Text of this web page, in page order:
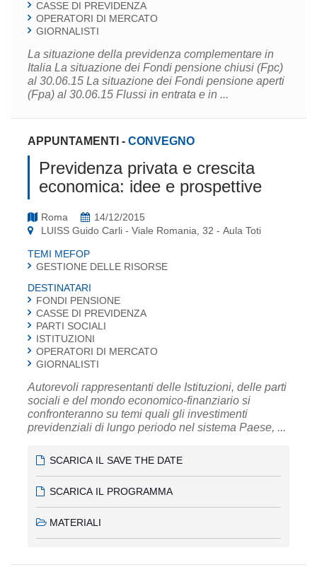
CASSE DI PREVIDENZA
OPERATORI DI MERCATO
GIORNALISTI
La situazione della previdenza complementare in
Italia La situazione dei Fondi pensione chiusi (Fpc)
al 30.06.15 La situazione dei Fondi pensione aperti
(Fpa) al 30.06.15 Flussi in entrata e in ...
APPUNTAMENTI - CONVEGNO
Previdenza privata e crescita
economica: idee e prospettive
Roma
14/12/2015
LUISS Guido Carli - Viale Romania, 32 - Aula Toti
TEMI MEFOP
GESTIONE DELLE RISORSE
DESTINATARI
FONDI PENSIONE
CASSE DI PREVIDENZA
PARTI SOCIALI
ISTITUZIONI
OPERATORI DI MERCATO
GIORNALISTI
Autorevoli rappresentanti delle Istituzioni, delle parti
sociali e del mondo economico-finanziario si
confronteranno su temi quali gli investimenti
previdenziali di lungo periodo nel sistema Paese, ...
SCARICA IL SAVE THE DATE
SCARICA IL PROGRAMMA
MATERIALI